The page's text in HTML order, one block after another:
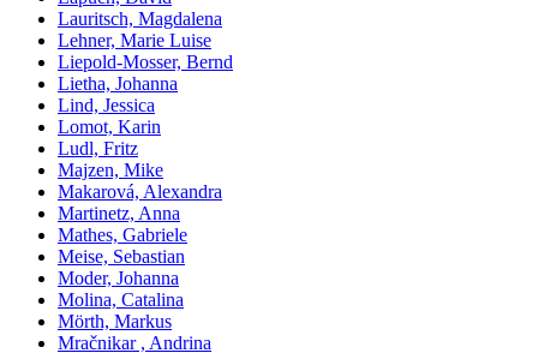
Lauritsch, Magdalena
Lehner, Marie Luise
Liepold-Mosser, Bernd
Lietha, Johanna
Lind, Jessica
Lomot, Karin
Ludl, Fritz
Majzen, Mike
Makarová, Alexandra
Martinetz, Anna
Mathes, Gabriele
Meise, Sebastian
Moder, Johanna
Molina, Catalina
Mörth, Markus
Mračnikar , Andrina